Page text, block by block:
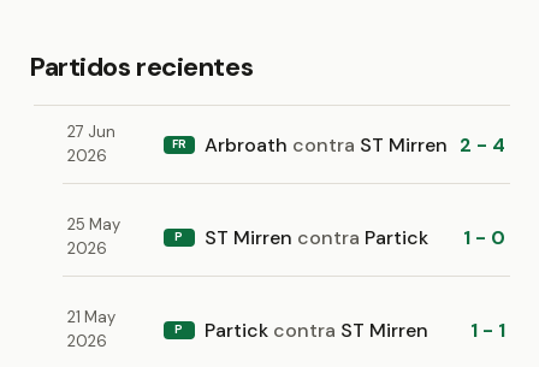
Partidos recientes
27 Jun
2026
FR Arbroath contra ST Mirren 2 - 4
25 May
2026
P ST Mirren contra Partick 1 - 0
21 May
2026
P Partick contra ST Mirren 1 - 1